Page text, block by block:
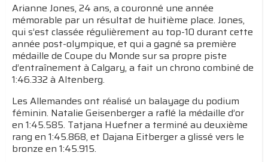
Arianne Jones, 24 ans, a couronné une année
mémorable par un résultat de huitième place. Jones,
qui s’est classée régulièrement au top-10 durant cette
année post-olympique, et qui a gagné sa première
médaille de Coupe du Monde sur sa propre piste
d’entraînement à Calgary, a fait un chrono combiné de
1:46.332 à Altenberg.
Les Allemandes ont réalisé un balayage du podium
féminin. Natalie Geisenberger a raflé la médaille d’or
en 1:45.585. Tatjana Huefner a terminé au deuxième
rang en 1:45.868, et Dajana Eitberger a glissé vers le
bronze en 1:45.915.